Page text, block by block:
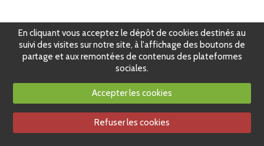
En cliquant vous acceptez le dépôt de cookies destinés au
suivi des visites sur notre site, à l'affichage des boutons de
partage et aux remontées de contenus des plateformes
sociales.
Accepter les cookies
Refuser les cookies